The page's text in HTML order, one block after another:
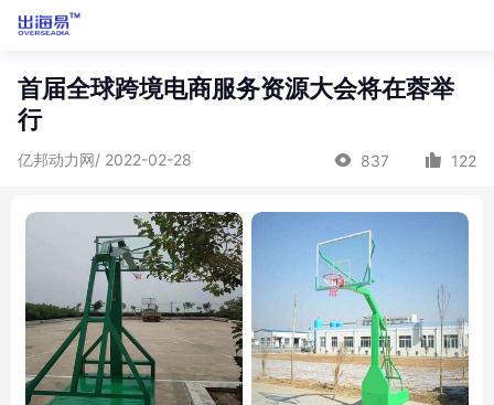
首届全球跨境电商服务资源大会将在蓉举
行
亿邦动力网/ 2022-02-28 837 122